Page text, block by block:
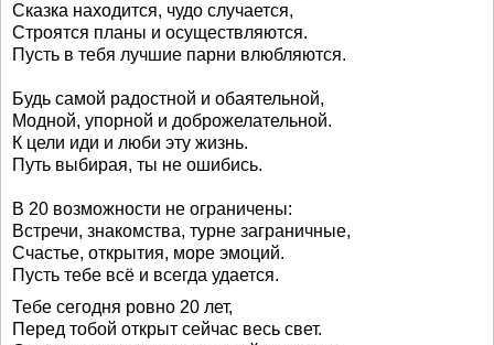
Сказка находится, чудо случается,
Строятся планы и осуществляются.
Пусть в тебя лучшие парни влюбляются.
Будь самой радостной и обаятельной,
Модной, упорной и доброжелательной.
К цели иди и люби эту жизнь.
Путь выбирая, ты не ошибись.
В 20 возможности не ограничены:
Встречи, знакомства, турне заграничные,
Счастье, открытия, море эмоций.
Пусть тебе всё и всегда удается.
Тебе сегодня ровно 20 лет,
Перед тобой открыт сейчас весь свет.